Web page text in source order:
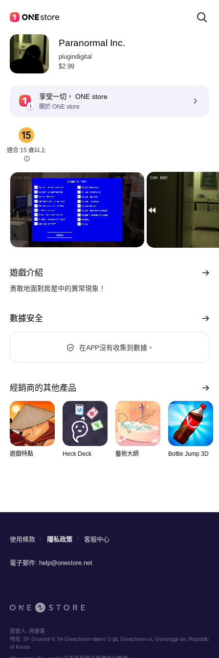
Paranormal Inc.
plugindigital
$2.99
享受一切， ONE store
關於 ONE store
適合 15 歲以上
遊戲介紹
勇敢地面對房屋中的異常現象！
數據安全
在APP沒有收集到數據。
經銷商的其他產品
遊戲特點 Heck Deck 藝術大師 Bottle Jump 3D
使用條款 隱私政策 客服中心
電子郵件: help@onestore.net
經營人: 具康書
地址: 5F Ground-V, 54 Gwacheon-daero 2-gil, Gwacheon-si, Gyeonggi-do, Republic
of Korea